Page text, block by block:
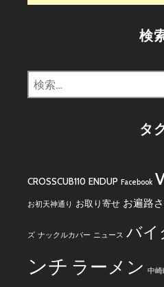
検
検
索:
タ
CROSSCUB110 ENDUP Facebook
お初天神通り お取り寄せ お遍路
ズ ナックルカバー ニュース バイ
ンチ ラーメン 中崎